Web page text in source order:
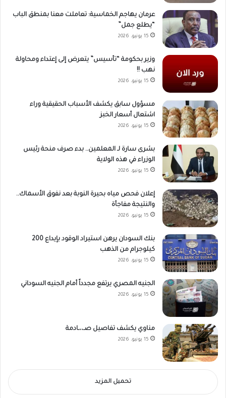
عرمان يهاجم الخماسية: تعاملت معنا بمنطق الباب
“يطلع جمل”
15 يونيو، 2026
وزير بحكومة “تأسيس” يتعرض إلى إعتداء ومحاولة
نهب !!
15 يونيو، 2026
مسؤول سابق يكشف الأسباب الحقيقية وراء
اشتعال أسعار الخبز
15 يونيو، 2026
بشرى سارة لـ المعلمين.. بدء صرف منحة رئيس
الوزراء في هذه الولاية
15 يونيو، 2026
إعلان فحص مياه بحيرة النوبة بعد نفوق الأسماك..
والنتيجة مفاجأة
15 يونيو، 2026
بنك السودان يرهن استيراد الوقود بإيداع 200
كيلوجرام من الذهب
15 يونيو، 2026
الجنيه المصري يرتفع مجدداً أمام الجنيه السوداني
15 يونيو، 2026
مناوي يكشف تفاصيل صـ،،ـادمة
15 يونيو، 2026
تحميل المزيد